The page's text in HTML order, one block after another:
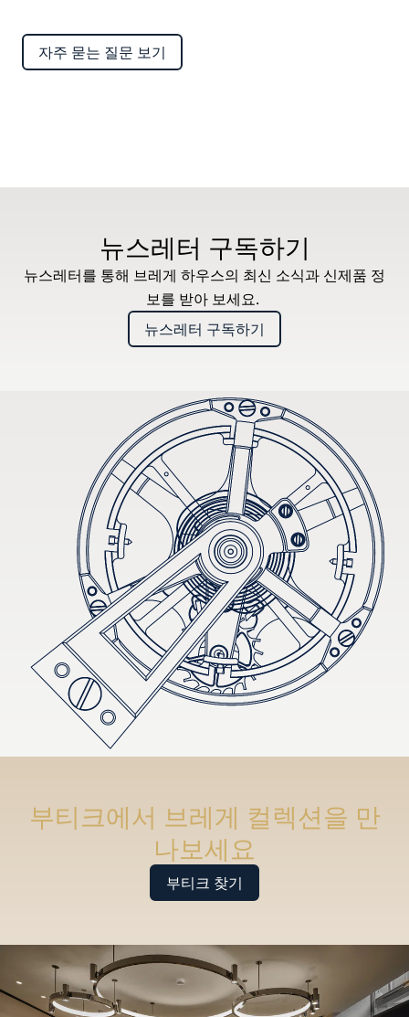
자주 묻는 질문 보기
뉴스레터 구독하기
뉴스레터를 통해 브레게 하우스의 최신 소식과 신제품 정
보를 받아 보세요.
뉴스레터 구독하기
부티크에서 브레게 컬렉션을 만
나보세요
부티크 찾기